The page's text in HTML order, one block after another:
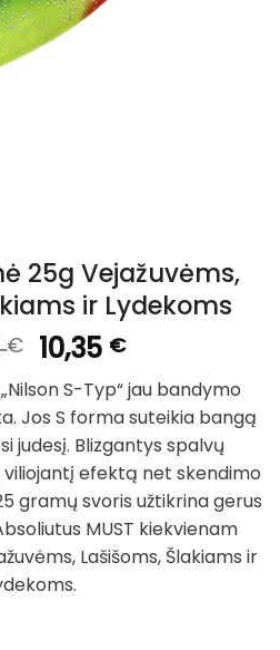
25g Vejažuvėms,
ir Lydekoms
€ Original
price
was:
12,95 €.
10,35 €Current
price
is:
10,35 €.
S-Typ“ jau bandymo
Jos S forma suteikia bangą
judesį. Blizgantys spalvų
efektą net skendimo
gramų svoris užtikrina gerus
MUST kiekvienam
Lašišoms, Šlakiams ir